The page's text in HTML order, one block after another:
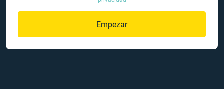
Empezar